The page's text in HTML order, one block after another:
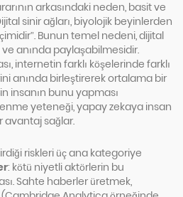
arkasındaki neden, basit ve
sinir ağları, biyolojik beyinlerden
Bunun temel nedeni, dijital
anında paylaşabilmesidir.
internetin farklı köşelerinde farklı
anında birleştirerek ortalama bir
insanın bunu yapması
yeteneği, yapay zekaya insan
avantaj sağlar.
riskleri üç ana kategoriye
: kötü niyetli aktörlerin bu
Sahte haberler üretmek,